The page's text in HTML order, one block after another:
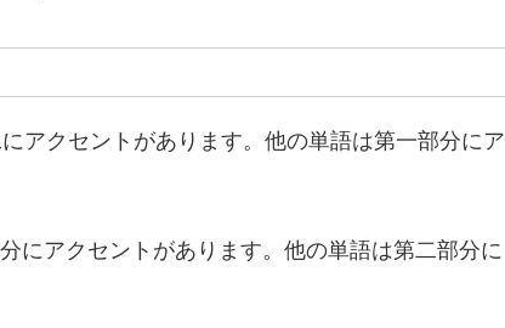
アクセントがあります。他の単語は第一部分にア
にアクセントがあります。他の単語は第二部分に